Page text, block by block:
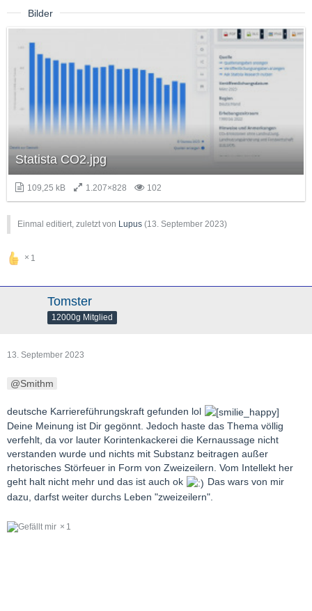
Bilder
Statista CO2.jpg
109,25 kB 1.207×828 102
Einmal editiert, zuletzt von Lupus (13. September 2023)
1
Tomster
12000g Mitglied
13. September 2023
Smithm
deutsche Karriereführungskraft gefunden lol
Deine Meinung ist Dir gegönnt. Jedoch haste das Thema völlig
verfehlt, da vor lauter Korintenkackerei die Kernaussage nicht
verstanden wurde und nichts mit Substanz beitragen außer
rhetorisches Störfeuer in Form von Zweizeilern. Vom Intellekt her
geht halt nicht mehr und das ist auch ok
Das wars von mir
dazu, darfst weiter durchs Leben "zweizeilern".
1